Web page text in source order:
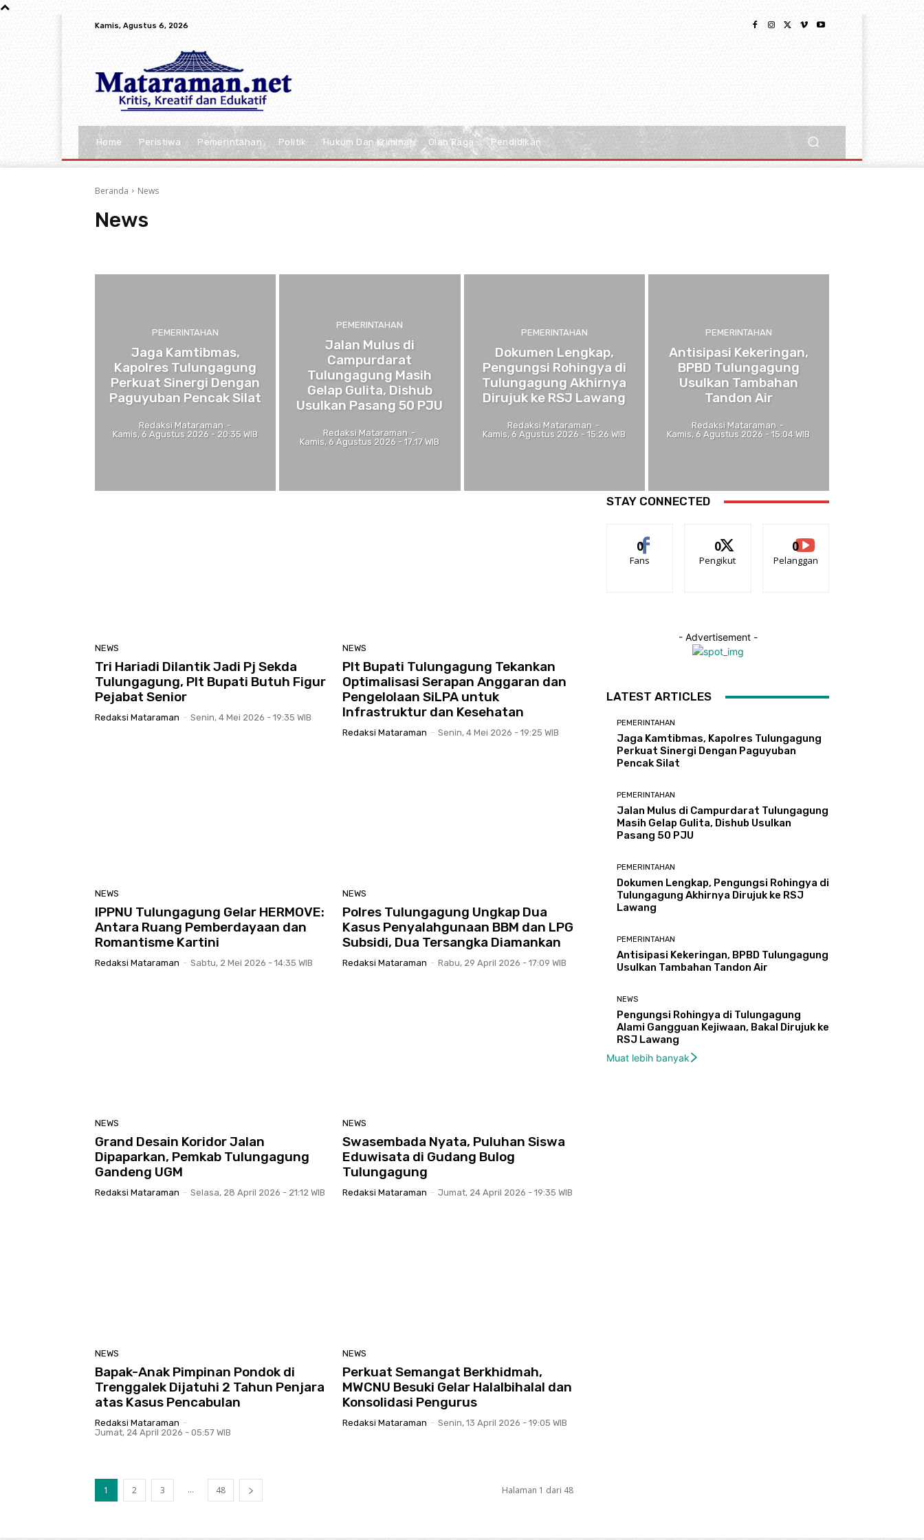
Kamis, Agustus 6, 2026
Home Peristiwa Pemerintahan Politik Hukum Dan Kriminal Olah Raga Pendidikan
Beranda News
News
PEMERINTAHAN
Jaga Kamtibmas,
Kapolres Tulungagung
Perkuat Sinergi Dengan
Paguyuban Pencak Silat
Redaksi Mataraman -
Kamis, 6 Agustus 2026 - 20:35 WIB
PEMERINTAHAN
Jalan Mulus di
Campurdarat
Tulungagung Masih
Gelap Gulita, Dishub
Usulkan Pasang 50 PJU
Redaksi Mataraman -
Kamis, 6 Agustus 2026 - 17:17 WIB
PEMERINTAHAN
Dokumen Lengkap,
Pengungsi Rohingya di
Tulungagung Akhirnya
Dirujuk ke RSJ Lawang
Redaksi Mataraman -
Kamis, 6 Agustus 2026 - 15:26 WIB
PEMERINTAHAN
Antisipasi Kekeringan,
BPBD Tulungagung
Usulkan Tambahan
Tandon Air
Redaksi Mataraman -
Kamis, 6 Agustus 2026 - 15:04 WIB
NEWS
Tri Hariadi Dilantik Jadi Pj Sekda
Tulungagung, Plt Bupati Butuh Figur
Pejabat Senior
Redaksi Mataraman - Senin, 4 Mei 2026 - 19:35 WIB
NEWS
Plt Bupati Tulungagung Tekankan
Optimalisasi Serapan Anggaran dan
Pengelolaan SiLPA untuk
Infrastruktur dan Kesehatan
Redaksi Mataraman - Senin, 4 Mei 2026 - 19:25 WIB
NEWS
IPPNU Tulungagung Gelar HERMOVE:
Antara Ruang Pemberdayaan dan
Romantisme Kartini
Redaksi Mataraman - Sabtu, 2 Mei 2026 - 14:35 WIB
NEWS
Polres Tulungagung Ungkap Dua
Kasus Penyalahgunaan BBM dan LPG
Subsidi, Dua Tersangka Diamankan
Redaksi Mataraman - Rabu, 29 April 2026 - 17:09 WIB
NEWS
Grand Desain Koridor Jalan
Dipaparkan, Pemkab Tulungagung
Gandeng UGM
Redaksi Mataraman - Selasa, 28 April 2026 - 21:12 WIB
NEWS
Swasembada Nyata, Puluhan Siswa
Eduwisata di Gudang Bulog
Tulungagung
Redaksi Mataraman - Jumat, 24 April 2026 - 19:35 WIB
NEWS
Bapak-Anak Pimpinan Pondok di
Trenggalek Dijatuhi 2 Tahun Penjara
atas Kasus Pencabulan
Redaksi Mataraman -
Jumat, 24 April 2026 - 05:57 WIB
NEWS
Perkuat Semangat Berkhidmah,
MWCNU Besuki Gelar Halalbihalal dan
Konsolidasi Pengurus
Redaksi Mataraman - Senin, 13 April 2026 - 19:05 WIB
1 2 3 ... 48 Halaman 1 dari 48
STAY CONNECTED
0
Fans
0
Pengikut
0
Pelanggan
- Advertisement -
LATEST ARTICLES
PEMERINTAHAN
Jaga Kamtibmas, Kapolres Tulungagung
Perkuat Sinergi Dengan Paguyuban
Pencak Silat
PEMERINTAHAN
Jalan Mulus di Campurdarat Tulungagung
Masih Gelap Gulita, Dishub Usulkan
Pasang 50 PJU
PEMERINTAHAN
Dokumen Lengkap, Pengungsi Rohingya di
Tulungagung Akhirnya Dirujuk ke RSJ
Lawang
PEMERINTAHAN
Antisipasi Kekeringan, BPBD Tulungagung
Usulkan Tambahan Tandon Air
NEWS
Pengungsi Rohingya di Tulungagung
Alami Gangguan Kejiwaan, Bakal Dirujuk ke
RSJ Lawang
Muat lebih banyak